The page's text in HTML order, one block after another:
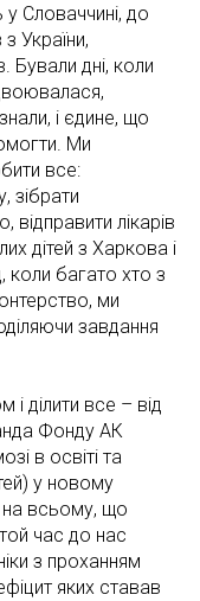
у Словаччині, до
України,
Бували дні, коли
і єдине, що
Ми
все:
зібрати
відправити лікарів
дітей з Харкова і
коли багато хто з
ми
завдання
ділити все – від
Фонду АК
в освіті та
у новому
на всьому, що
час до нас
з проханням
яких ставав